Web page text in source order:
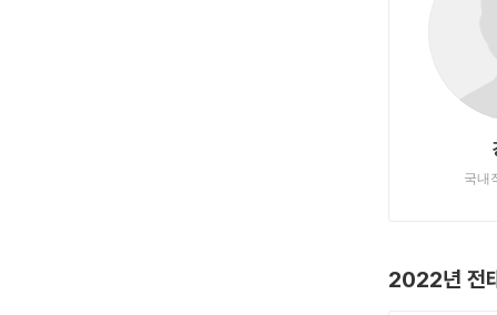
국내
2022년 전